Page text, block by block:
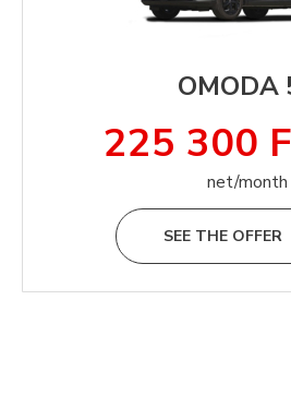
OMODA
225 300
net/month
SEE THE OFFER